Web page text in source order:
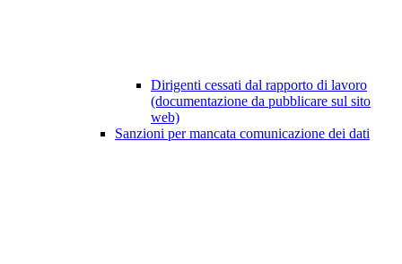
Dirigenti cessati dal rapporto di lavoro
(documentazione da pubblicare sul sito
web)
Sanzioni per mancata comunicazione dei dati